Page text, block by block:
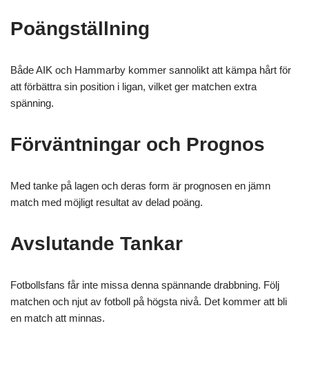
Poängställning
Både AIK och Hammarby kommer sannolikt att kämpa hårt för
att förbättra sin position i ligan, vilket ger matchen extra
spänning.
Förväntningar och Prognos
Med tanke på lagen och deras form är prognosen en jämn
match med möjligt resultat av delad poäng.
Avslutande Tankar
Fotbollsfans får inte missa denna spännande drabbning. Följ
matchen och njut av fotboll på högsta nivå. Det kommer att bli
en match att minnas.